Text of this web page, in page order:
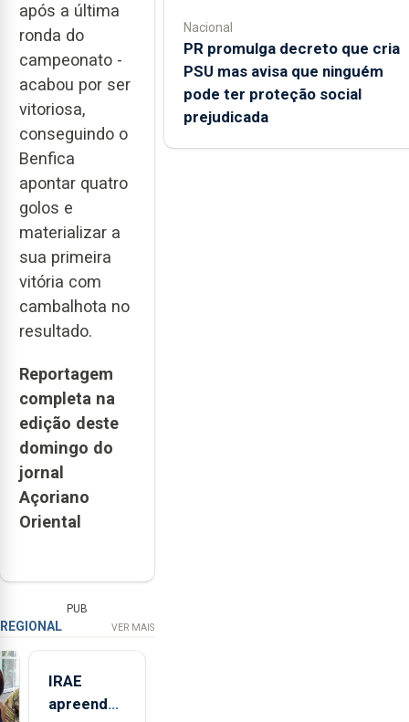
após a última
ronda do
campeonato -
acabou por ser
vitoriosa,
conseguindo o
Benfica
apontar quatro
golos e
materializar a
sua primeira
vitória com
cambalhota no
resultado.
Reportagem
completa na
edição deste
domingo do
jornal
Açoriano
Oriental
PUB
REGIONAL VER MAIS
IRAE
apreendeu
Nacional
PR promulga decreto que cria
PSU mas avisa que ninguém
pode ter proteção social
prejudicada